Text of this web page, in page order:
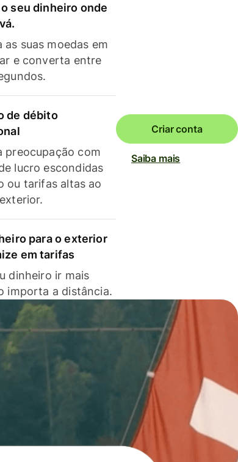
seu dinheiro onde
as suas moedas em
e converta entre
de débito
preocupação com
lucro escondidas
ou tarifas altas ao
para o exterior
em tarifas
dinheiro ir mais
importa a distância.
Criar conta
Saiba mais